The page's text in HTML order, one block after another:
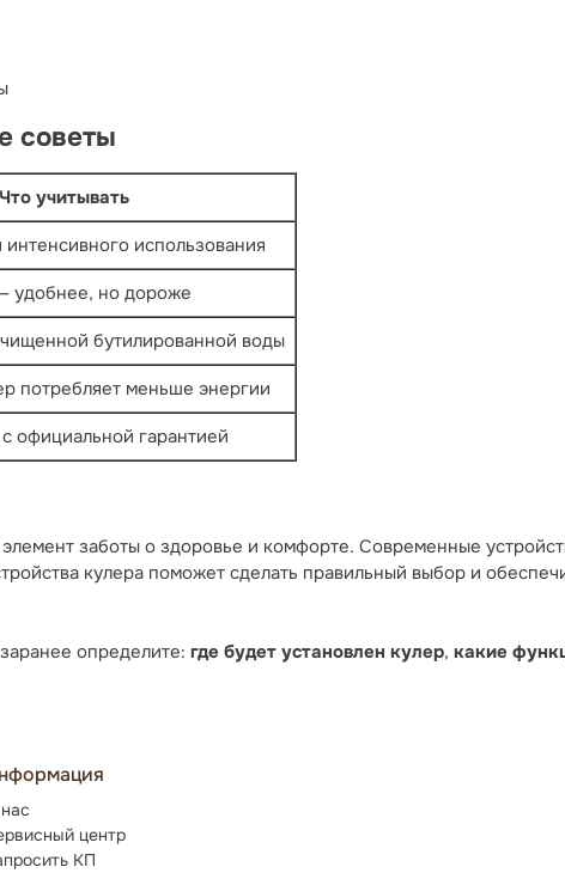
советы
Что учитывать
использования
удобнее, но дороже
бутилированной воды
потребляет меньше энергии
официальной гарантией
заботы о здоровье и комфорте. Современные
кулера поможет сделать правильный выбор и
определите: где будет установлен кулер, какие
центр
КП